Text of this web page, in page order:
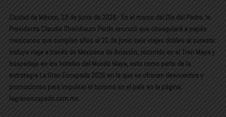
Ciudad de México, 19 de junio de 2026.- En el marco del Día del Padre, la
Presidenta Claudia Sheinbaum Pardo anunció que obsequiará a papás
mexicanos que cumplan años el 21 de junio seis viajes dobles al sureste:
incluye viaje a través de Mexicana de Aviación, recorrido en el Tren Maya y
hospedaje en los hoteles del Mundo Maya, esto como parte de la
estrategia La Gran Escapada 2026 en la que se ofrecen descuentos y
promociones para impulsar el turismo en el país en la página:
lagranescapada.com.mx.